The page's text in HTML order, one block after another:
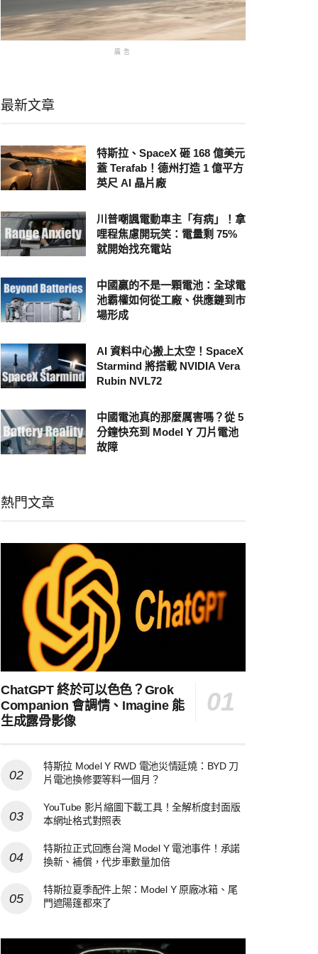
廣告
最新文章
特斯拉、SpaceX 砸 168 億美元
蓋 Terafab！德州打造 1 億平方
英尺 AI 晶片廠
川普嘲諷電動車主「有病」！拿
哩程焦慮開玩笑：電量剩 75%
就開始找充電站
中國贏的不是一顆電池：全球電
池霸權如何從工廠、供應鏈到市
場形成
AI 資料中心搬上太空！SpaceX
Starmind 將搭載 NVIDIA Vera
Rubin NVL72
中國電池真的那麼厲害嗎？從 5
分鐘快充到 Model Y 刀片電池
故障
熱門文章
ChatGPT 終於可以色色？Grok
Companion 會調情、Imagine 能
生成露骨影像
特斯拉 Model Y RWD 電池災情延燒：BYD 刀
片電池換修要等料一個月？
YouTube 影片縮圖下載工具！全解析度封面版
本網址格式對照表
特斯拉正式回應台灣 Model Y 電池事件！承諾
換新、補償，代步車數量加倍
特斯拉夏季配件上架：Model Y 原廠冰箱、尾
門遮陽篷都來了